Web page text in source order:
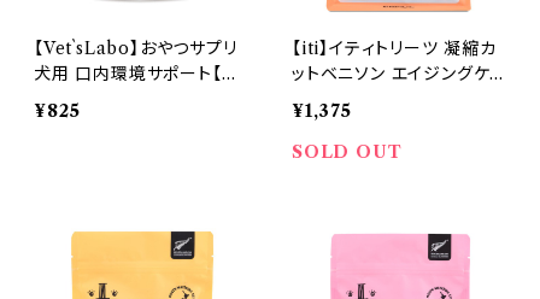
【Vet`sLabo】おやつサプリ
犬用 口内環境サポート【獣
医師開発】
¥825
【iti】イティトリーツ 凝縮カ
ットベニソン エイジングケ
ア
¥1,375
SOLD OUT